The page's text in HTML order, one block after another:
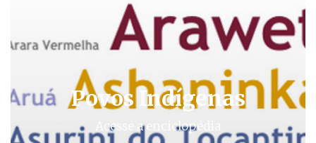
Povos Indígenas
Acesse a enciclopédia